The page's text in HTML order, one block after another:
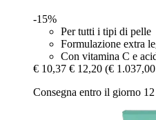
-15%
Per tutti i tipi di pelle
Formulazione extra
Con vitamina C e
€ 10,37 € 12,20 (€
Consegna entro il giorno 12